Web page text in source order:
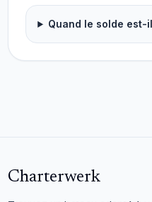
Quand le solde est-
Charterwerk